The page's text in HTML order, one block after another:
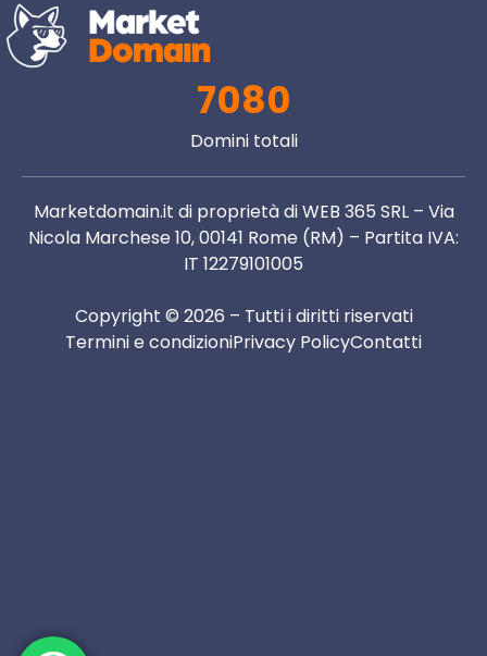
7080
Domini totali
Marketdomain.it di proprietà di WEB 365 SRL – Via
Nicola Marchese 10, 00141 Rome (RM) – Partita IVA:
IT 12279101005
Copyright © 2026 – Tutti i diritti riservati
Termini e condizioniPrivacy PolicyContatti